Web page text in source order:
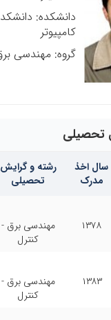
دانشکده:
کامپیوتر
گروه: مهندسی
تحصیلی
سال اخذ
مدرک
رشته و گرایش
تحصیلی
۱۳۷۸
مهندسی برق -
کنترل
۱۳۸۳
مهندسی برق -
کنترل